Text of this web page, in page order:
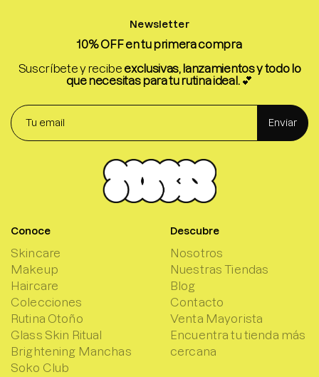
Newsletter
10% OFF en tu primera compra
Suscríbete y recibeexclusivas, lanzamientos y todo lo
que necesitas para tu rutina ideal.💕
Enviar
Conoce
Skincare
Makeup
Haircare
Colecciones
Rutina Otoño
Glass Skin Ritual
Brightening Manchas
Soko Club
Descubre
Nosotros
Nuestras Tiendas
Blog
Contacto
Venta Mayorista
Encuentra tu tienda más
cercana